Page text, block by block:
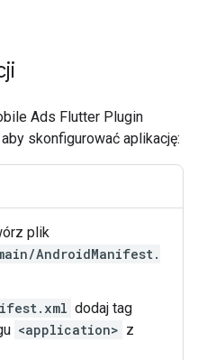
Ads Flutter Plugin
skonfigurować aplikację:
plik
AndroidManifest.
dodaj tag
<application> z